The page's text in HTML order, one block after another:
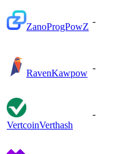
ZanoProgPowZ
-
RavenKawpow
-
VertcoinVerthash
-